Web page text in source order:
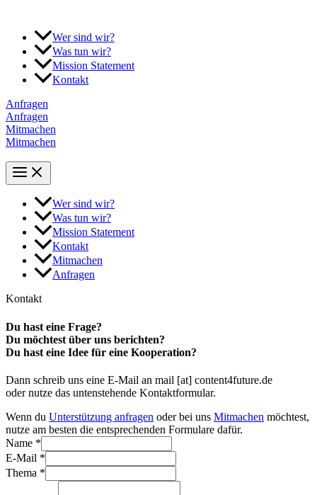
springen
Wer sind wir?
Was tun wir?
Mission Statement
Kontakt
Anfragen
Anfragen
Mitmachen
Mitmachen
Wer sind wir?
Was tun wir?
Mission Statement
Kontakt
Mitmachen
Anfragen
Kontakt
Du hast eine Frage?
Du möchtest über uns berichten?
Du hast eine Idee für eine Kooperation?
Dann schreib uns eine E-Mail an mail [at] content4future.de
oder nutze das untenstehende Kontaktformular.
Wenn du Unterstützung anfragen oder bei uns Mitmachen möchtest,
nutze am besten die entsprechenden Formulare dafür.
Name *
E-Mail *
Thema *